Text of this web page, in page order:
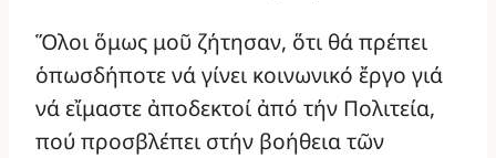
Ὅλοι ὅμως μοῦ ζήτησαν, ὅτι θά πρέπει
ὁπωσδήποτε νά γίνει κοινωνικό ἔργο γιά
νά εἴμαστε ἀποδεκτοί ἀπό τήν Πολιτεία,
πού προσβλέπει στήν βοήθεια τῶν